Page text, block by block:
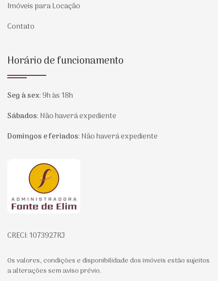
Imóveis para Locação
Contato
Horário de funcionamento
Seg à sex:9h às 18h
Sábados: Não haverá expediente
Domingos e feriados: Não haverá expediente
Página inicial
CRECI: 1073927RJ
Os valores, condições e disponibilidade dos imóveis estão sujeitos
a alterações sem aviso prévio.